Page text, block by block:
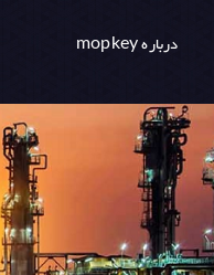
درباره mopkey